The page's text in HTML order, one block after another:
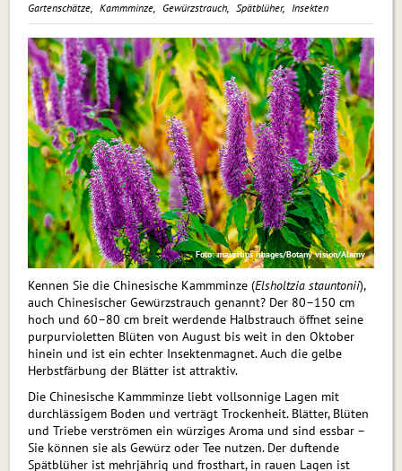
Gartenschätze
Kammminze Gewürzstrauch Spätblüher Insekten
Foto: mauritius images/Botany vision/Alamy
Kennen Sie die Chinesische Kammminze (Elsholtzia stauntonii),
auch Chinesischer Gewürzstrauch genannt? Der 80–150 cm
hoch und 60–80 cm breit werdende Halbstrauch öffnet seine
pur­pur­vio­let­ten Blüten von August bis weit in den Oktober
hinein und ist ein echter Insektenmagnet. Auch die gelbe
Herbstfärbung der Blätter ist attraktiv.
Die Chinesische Kammminze liebt vollsonnige Lagen mit
durchlässigem Boden und verträgt Trockenheit. Blätter, Blüten
und Triebe verströmen ein würziges Aroma und sind essbar –
Sie können sie als Gewürz oder Tee nutzen. Der duftende
Spätblüher ist mehrjährig und frosthart, in rauen Lagen ist